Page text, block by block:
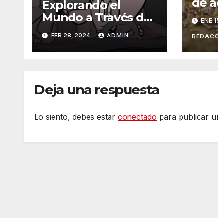
Explorando el
Mundo a Través de
las Animaciones de
Olmo Cuarón / ¿Qué
es el autismo?
FEB 28, 2024 ADMIN
de
seENE
Deja una respuesta
Lo siento, debes estar conectado para publicar